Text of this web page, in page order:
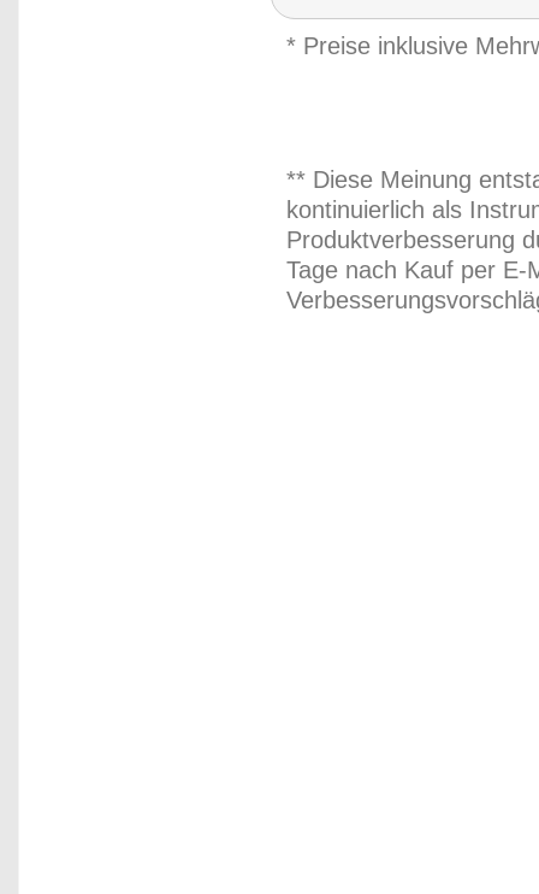
* Preise inklusive
** Diese Meinung
kontinuierlich als
Produktverbesserung
Tage nach Kauf per E-